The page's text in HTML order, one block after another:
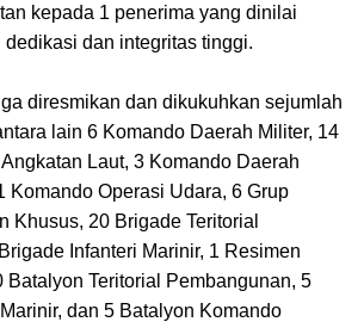
kepada 1 penerima yang dinilai
dan integritas tinggi.
diresmikan dan dikukuhkan sejumlah
lain 6 Komando Daerah Militer, 14
Laut, 3 Komando Daerah
Komando Operasi Udara, 6 Grup
Khusus, 20 Brigade Teritorial
Infanteri Marinir, 1 Resimen
Batalyon Teritorial Pembangunan, 5
dan 5 Batalyon Komando